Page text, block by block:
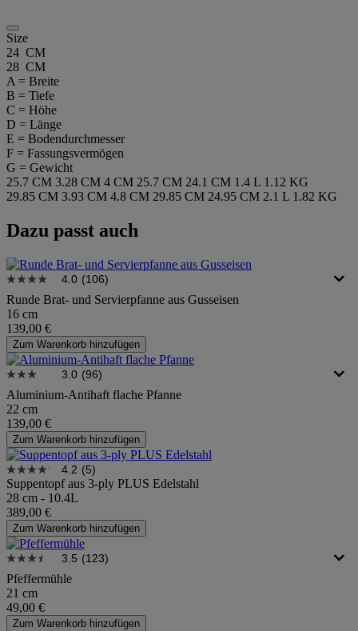
Size
24 CM
28 CM
A = Breite
B = Tiefe
C = Höhe
D = Länge
E = Bodendurchmesser
F = Fassungsvermögen
G = Gewicht
25.7 CM 3.28 CM 4 CM 25.7 CM 24.1 CM 1.4 L 1.12 KG
29.85 CM 3.93 CM 4.8 CM 29.85 CM 24.95 CM 2.1 L 1.82 KG
Dazu passt auch
4.0 (106)
Runde Brat- und Servierpfanne aus Gusseisen
16 cm
139,00 €
Zum Warenkorb hinzufügen
3.0 (96)
Aluminium-Antihaft flache Pfanne
22 cm
139,00 €
Zum Warenkorb hinzufügen
4.2 (5)
Suppentopf aus 3-ply PLUS Edelstahl
28 cm - 10.4L
389,00 €
Zum Warenkorb hinzufügen
3.5 (123)
Pfeffermühle
21 cm
49,00 €
Zum Warenkorb hinzufügen